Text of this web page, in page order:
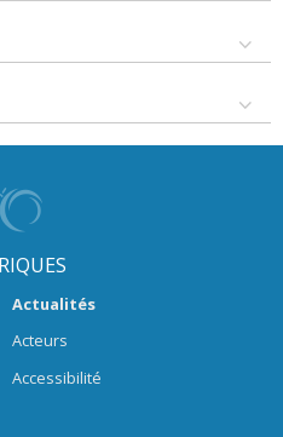
Actualités
Acteurs
Accessibilité